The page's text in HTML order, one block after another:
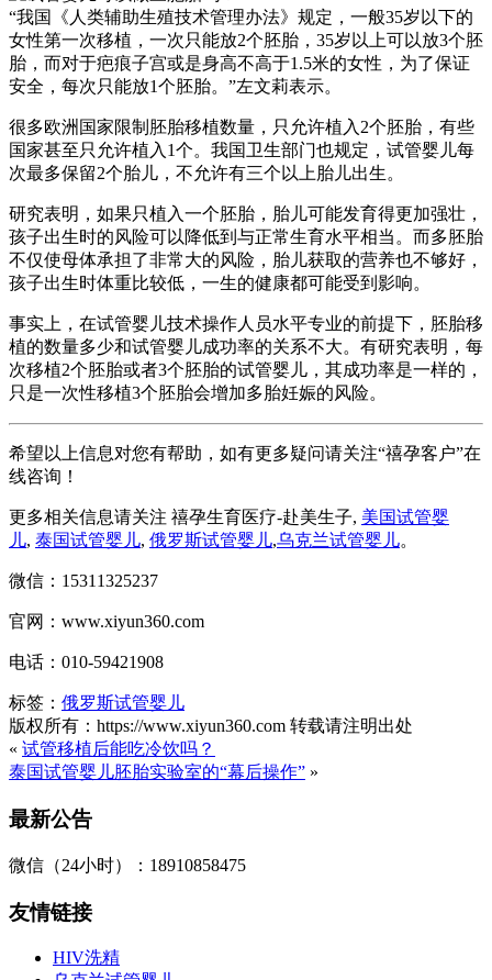
“我国《人类辅助生殖技术管理办法》规定，一般35岁以下的
女性第一次移植，一次只能放2个胚胎，35岁以上可以放3个胚
胎，而对于疤痕子宫或是身高不高于1.5米的女性，为了保证
安全，每次只能放1个胚胎。”左文莉表示。
很多欧洲国家限制胚胎移植数量，只允许植入2个胚胎，有些
国家甚至只允许植入1个。我国卫生部门也规定，试管婴儿每
次最多保留2个胎儿，不允许有三个以上胎儿出生。
研究表明，如果只植入一个胚胎，胎儿可能发育得更加强壮，
孩子出生时的风险可以降低到与正常生育水平相当。而多胚胎
不仅使母体承担了非常大的风险，胎儿获取的营养也不够好，
孩子出生时体重比较低，一生的健康都可能受到影响。
事实上，在试管婴儿技术操作人员水平专业的前提下，胚胎移
植的数量多少和试管婴儿成功率的关系不大。有研究表明，每
次移植2个胚胎或者3个胚胎的试管婴儿，其成功率是一样的，
只是一次性移植3个胚胎会增加多胎妊娠的风险。
希望以上信息对您有帮助，如有更多疑问请关注“禧孕客户”在
线咨询！
更多相关信息请关注 禧孕生育医疗-赴美生子, 美国试管婴
儿, 泰国试管婴儿, 俄罗斯试管婴儿,乌克兰试管婴儿。
微信：15311325237
官网：www.xiyun360.com
电话：010-59421908
标签： 俄罗斯试管婴儿
版权所有：https://www.xiyun360.com 转载请注明出处
« 试管移植后能吃冷饮吗？
泰国试管婴儿胚胎实验室的“幕后操作” »
最新公告
微信（24小时）：18910858475
友情链接
HIV洗精